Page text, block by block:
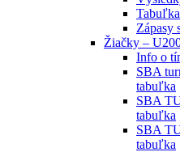
Zápasy
Žiačky –
Info o
SBA
tabuľka
SBA
tabuľka
SBA
tabuľka